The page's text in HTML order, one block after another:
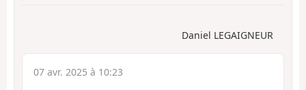
Daniel LEGAIGNEUR
07 avr. 2025 à 10:23